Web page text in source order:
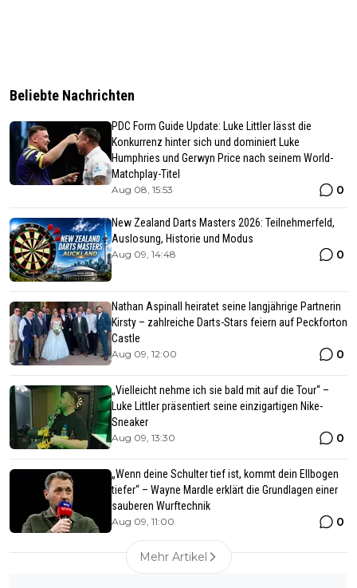
Beliebte Nachrichten
PDC Form Guide Update: Luke Littler lässt die
Konkurrenz hinter sich und dominiert Luke
Humphries und Gerwyn Price nach seinem World-
Matchplay-Titel
Aug 08, 15:53 0
New Zealand Darts Masters 2026: Teilnehmerfeld,
Auslosung, Historie und Modus
Aug 09, 14:48 0
Nathan Aspinall heiratet seine langjährige Partnerin
Kirsty – zahlreiche Darts-Stars feiern auf Peckforton
Castle
Aug 09, 12:00 0
„Vielleicht nehme ich sie bald mit auf die Tour“ –
Luke Littler präsentiert seine einzigartigen Nike-
Sneaker
Aug 09, 13:30 0
„Wenn deine Schulter tief ist, kommt dein Ellbogen
tiefer“ – Wayne Mardle erklärt die Grundlagen einer
sauberen Wurftechnik
Aug 09, 11:00 0
Mehr Artikel